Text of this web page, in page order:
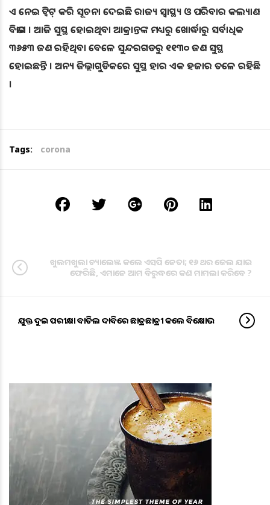
ଏ ନେଇ ଟ୍ବିଟ୍ କରି ସୂଚନା ଦେଇଛି ରାଜ୍ୟ ସ୍ବାସ୍ଥ୍ୟ ଓ ପରିବାର କଲ୍ୟାଣ
ବିଭାଗ । ଆଜି ସୁସ୍ଥ ହୋଇଥିବା ଆକ୍ରାନ୍ତଙ୍କ ମଧ୍ୟରୁ ଖୋର୍ଦ୍ଧାରୁ ସର୍ବାଧିକ
୩୬୫୩ ଜଣ ରହିଥିବା ବେଳେ ସୁନ୍ଦରଗଡରୁ ୧୧୩୦ ଜଣ ସୁସ୍ଥ
ହୋଇଛନ୍ତି । ଅନ୍ୟ ଜିଲ୍ଲାଗୁଡିକରେ ସୁସ୍ଥ ହାର ଏକ ହଜାର ତଳେ ରହିଛି
।
Tags: corona
ଖୁଲମଖୁଲା ଚ୍ୟାଲେଞ୍ଜ କଲେ ଏସପି ନେତା; ୧୬ ଥର ଜେଲ ଯାଇ
ଫେରିଛି, ଏମାନେ ଆମ ବିରୁଦ୍ଧରେ କଣ ମାମଲା କରିବେ ?
ଯୁକ୍ତ ଦୁଇ ପରୀକ୍ଷା ବାତିଲ ଦାବିରେ ଛାତ୍ରଛାତ୍ରୀ କଲେ ବିକ୍ଷୋଭ